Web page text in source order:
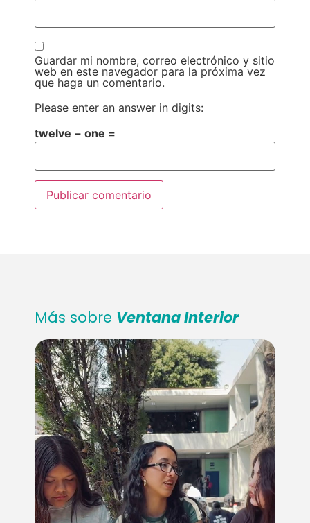
Más sobre Ventana Interior
Guardar mi nombre, correo electrónico y sitio
web en este navegador para la próxima vez
que haga un comentario.
Please enter an answer in digits:
twelve − one =